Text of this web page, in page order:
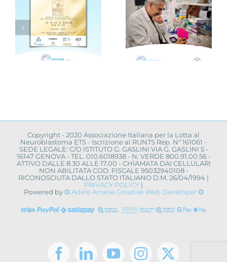
Progetto
“VAMOLAA,
in campo
anche
l’Università
La Sapienza
Novità dalla
ricerca
scientifica:
convegno a
Napoli
Copyright - 2020 Associazione Italiana per la Lotta al
Neuroblastoma ETS - Iscrizione al RUNTS Rep. N° 161061 -
SEDE LEGALE: C/O ISTITUTO G. GASLINI VIA G. GASLINI 5 -
16147 GENOVA - TEL. 010.6018938 - N. VERDE 800.91.00.56 -
ATTIVO DALLE 8.30 ALLE 17.00 - CHIAMATA DAI CELLULARI
NON ABILITATA COD. FISCALE 95032940108 -
RICONOSCIUTA DALLO STATO ITALIANO D.M. 26/04/1994 |
PRIVACY POLICY |
Powered by✪ Adele Arnese Creative Web Developer ✪
Facebook
LinkedInYouTubeInstagram
X